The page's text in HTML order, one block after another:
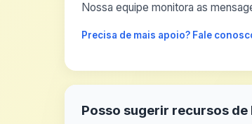
Nossa equipe monitora as
Precisa de mais apoio? Fale
Posso sugerir recursos